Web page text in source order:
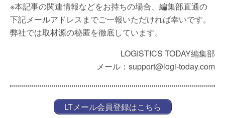
※本記事の関連情報などをお持ちの場合、編集部直通の
下記メールアドレスまでご一報いただければ幸いです。
弊社では取材源の秘匿を徹底しています。
LOGISTICS TODAY編集部
メール：support@logi-today.com
LTメール会員登録はこちら